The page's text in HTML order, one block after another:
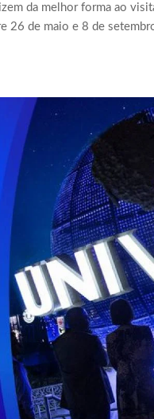
da melhor forma ao
26 de maio e 8 de